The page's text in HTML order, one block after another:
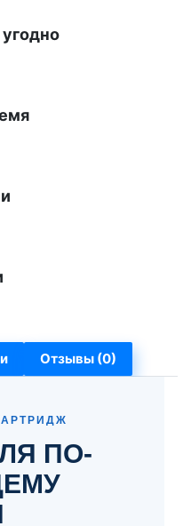
Отзывы (0)
ПО-